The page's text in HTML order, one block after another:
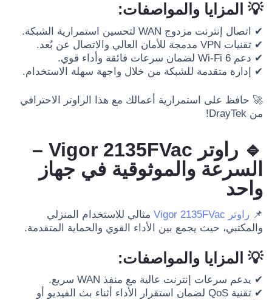
💡 المزايا والمواصفات:
✔ اتصال إنترنت مزدوج WAN لتحسين استمرارية الشبكة.
✔ تقنيات VPN مدمجة للأمان العالي والاتصال عن بُعد.
✔ دعم Wi-Fi 6 لضمان سرعات فائقة وأداء قوي.
✔ إدارة متقدمة للشبكة من خلال واجهة سهلة الاستخدام.
🚀 حافظ على استمرارية أعمالك مع هذا الراوتر الاحترافي
من DrayTek!
🔹 راوتر Vigor 2135FVac –
السرعة والموثوقية في جهاز
واحد
📌 راوتر Vigor 2135FVac
مثالي للاستخدام المنزلي
والمكتبي، حيث يجمع بين الأداء القوي والحماية المتقدمة.
💡 المزايا والمواصفات:
✔ يدعم سرعات إنترنت عالية مع منفذ WAN سريع.
✔ تقنية QoS لضمان استقرار الأداء أثناء بث الفيديو أو